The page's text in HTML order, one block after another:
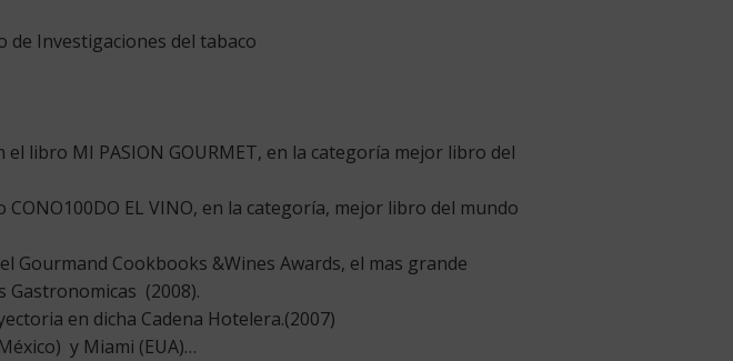
Investigaciones del tabaco
libro MI PASION GOURMET, en la categoría mejor libro del
EL VINO, en la categoría, mejor libro del mundo
Cookbooks &Wines Awards, el mas grande
Gastronomicas (2008).
en dicha Cadena Hotelera.(2007)
y Miami (EUA)…